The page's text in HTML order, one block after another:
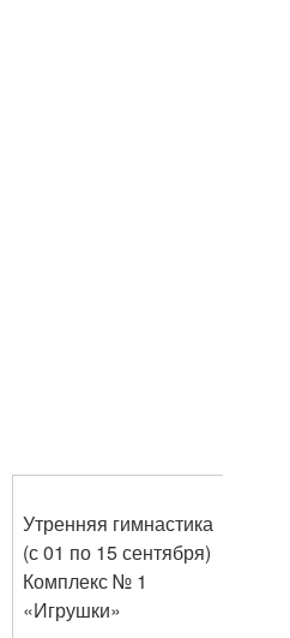
Утренняя гимнастика
(с 01 по 15 сентября)
Комплекс № 1
«Игрушки»